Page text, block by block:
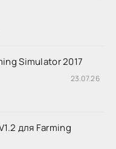
Simulator 2017
23.07.26
для Farming